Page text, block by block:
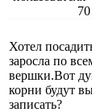
70
Хотел
заросла по
вершки.Вот
корни будут
записать?